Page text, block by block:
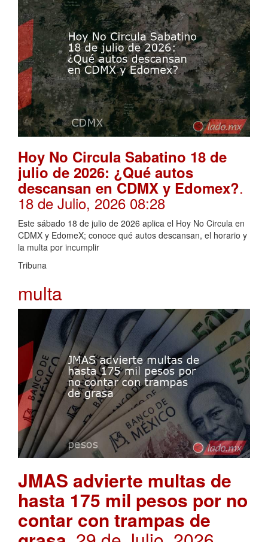
Hoy No Circula Sabatino 18 de
julio de 2026: ¿Qué autos
descansan en CDMX y Edomex?.
18 de Julio, 2026 08:28
Este sábado 18 de julio de 2026 aplica el Hoy No Circula en
CDMX y EdomeX; conoce qué autos descansan, el horario y
la multa por incumplir
Tribuna
multa
JMAS advierte multas de
hasta 175 mil pesos por no
contar con trampas de